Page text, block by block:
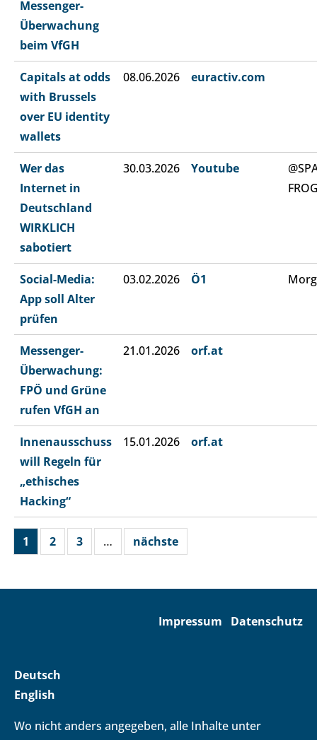
Messenger-
Überwachung
beim VfGH
Capitals at odds
with Brussels
over EU identity
wallets
08.06.2026 euractiv.com
Wer das
Internet in
Deutschland
WIRKLICH
sabotiert
30.03.2026 Youtube
Social-Media:
App soll Alter
prüfen
03.02.2026 Ö1
Messenger-
Überwachung:
FPÖ und Grüne
rufen VfGH an
21.01.2026 orf.at
Innenausschuss
will Regeln für
„ethisches
Hacking“
15.01.2026 orf.at
1 2 3 … nächste
Impressum Datenschutz
Deutsch
English
Wo nicht anders angegeben, alle Inhalte unter